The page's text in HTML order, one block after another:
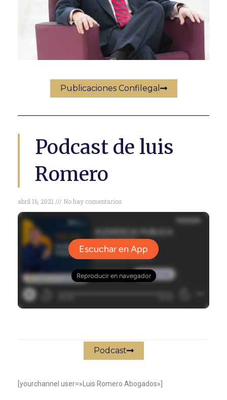
Publicaciones Confilegal
Podcast de luis
Romero
abril 16, 2021 No hay comentarios
Podcast
[yourchannel user=»Luis Romero Abogados»]